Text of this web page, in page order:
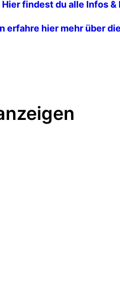
Hier findest du alle Infos &
erfahre hier mehr über die